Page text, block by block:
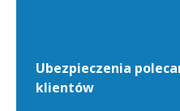
Ubezpieczenia
klientów